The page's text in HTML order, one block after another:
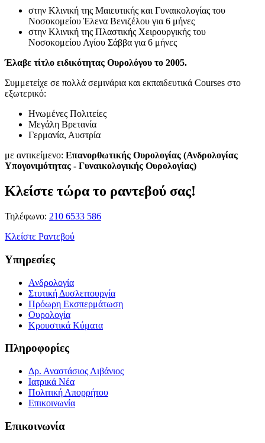
στην Κλινική της Μαιευτικής και Γυναικολογίας του
Νοσοκομείου Έλενα Βενιζέλου για 6 μήνες
στην Κλινική της Πλαστικής Χειρουργικής του
Νοσοκομείου Αγίου Σάββα για 6 μήνες
Έλαβε τίτλο ειδικότητας Ουρολόγου το 2005.
Συμμετείχε σε πολλά σεμινάρια και εκπαιδευτικά Courses στο
εξωτερικό:
Ηνωμένες Πολιτείες
Μεγάλη Βρετανία
Γερμανία, Αυστρία
με αντικείμενο: Επανορθωτικής Ουρολογίας (Ανδρολογίας
Υπογονιμότητας - Γυναικολογικής Ουρολογίας)
Κλείστε τώρα το ραντεβού σας!
Τηλέφωνο: 210 6533 586
Κλείστε Ραντεβού
Υπηρεσίες
Ανδρολογία
Στυτική Δυσλειτουργία
Πρόωρη Εκσπερμάτωση
Ουρολογία
Κρουστικά Κύματα
Πληροφορίες
Δρ. Αναστάσιος Λιβάνιος
Ιατρικά Νέα
Πολιτική Απορρήτου
Επικοινωνία
Επικοινωνία